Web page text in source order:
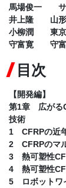
馬場俊一 サ
井上隆 山形
小柳潤 東京
守富寛 守富
目次
【開発編】
第1章 広がる
技術
1 CFRPの近
2 CFRPのマ
3 熱可塑性
4 熱可塑性
5 ロボットワ